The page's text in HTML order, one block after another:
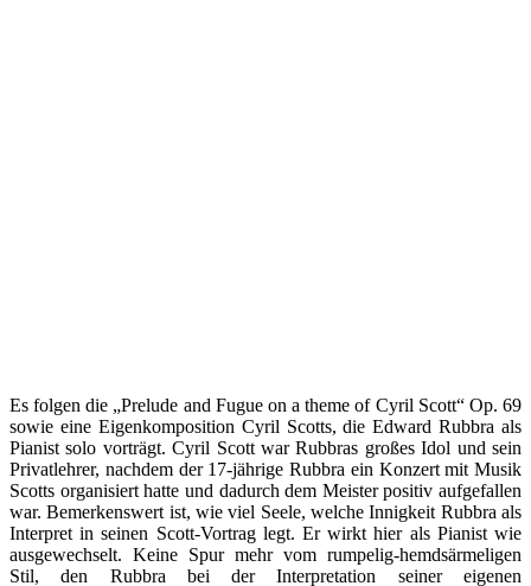
Es folgen die „Prelude and Fugue on a theme of Cyril Scott“ Op. 69
sowie eine Eigenkomposition Cyril Scotts, die Edward Rubbra als
Pianist solo vorträgt. Cyril Scott war Rubbras großes Idol und sein
Privatlehrer, nachdem der 17-jährige Rubbra ein Konzert mit Musik
Scotts organisiert hatte und dadurch dem Meister positiv aufgefallen
war. Bemerkenswert ist, wie viel Seele, welche Innigkeit Rubbra als
Interpret in seinen Scott-Vortrag legt. Er wirkt hier als Pianist wie
ausgewechselt. Keine Spur mehr vom rumpelig-hemdsärmeligen
Stil, den Rubbra bei der Interpretation seiner eigenen